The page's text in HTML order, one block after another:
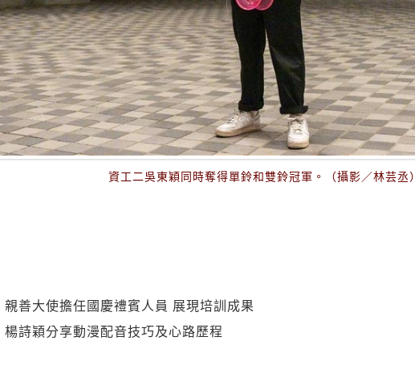
資工二吳東穎同時奪得單鈴和雙鈴冠軍。（攝影／林芸丞）
親善大使擔任國慶禮賓人員 展現培訓成果
楊詩穎分享動漫配音技巧及心路歷程